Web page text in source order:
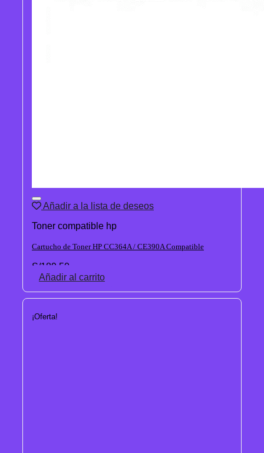
Añadir a la lista de deseos
Toner compatible hp
Cartucho de Toner HP CC364A / CE390A Compatible
S/189.50
Añadir al carrito
¡Oferta!